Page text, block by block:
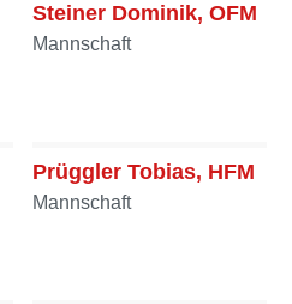
Steiner Dominik, OFM
Mannschaft
Prüggler Tobias, HFM
Mannschaft